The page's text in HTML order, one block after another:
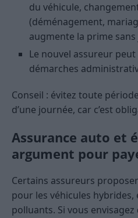
du véhicule,
(déménagement,
augmente la prime
Le nouvel assureur
démarches
Conseil : évitez toute
d’une journée, car c’est
Assurance auto et
argument pour
Certains assureurs
pour les véhicules
polluants. Si vous